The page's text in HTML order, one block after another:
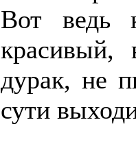
Вот ведь
красивый,
дурак, не
сути